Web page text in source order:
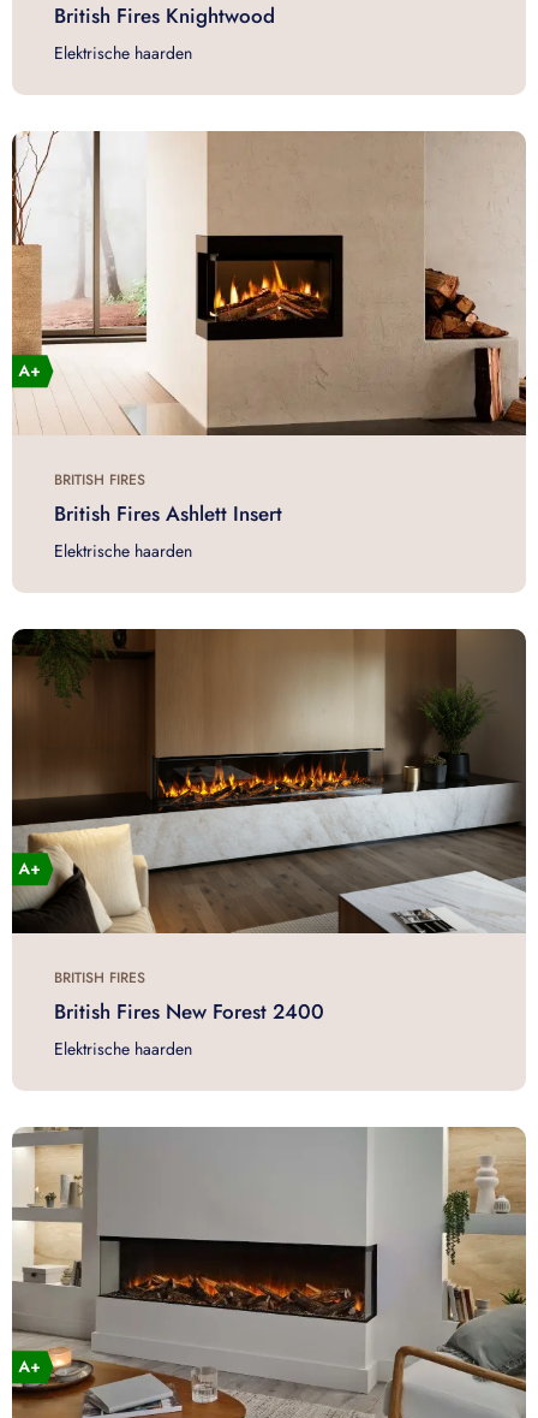
British Fires Knightwood
Elektrische haarden
BRITISH FIRES
British Fires Ashlett Insert
Elektrische haarden
BRITISH FIRES
British Fires New Forest 2400
Elektrische haarden